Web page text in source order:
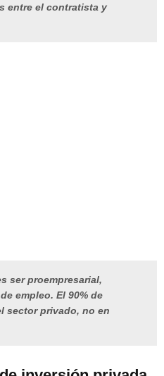
entre el contratista y
ser proempresarial,
empleo. El 90% de
sector privado, no en